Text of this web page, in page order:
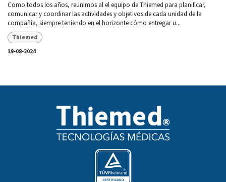
Como todos los años, reunimos al el equipo de Thiemed para planificar,
comunicar y coordinar las actividades y objetivos de cada unidad de la
compañía, siempre teniendo en el horizonte cómo entregar u...
Thiemed
19-08-2024